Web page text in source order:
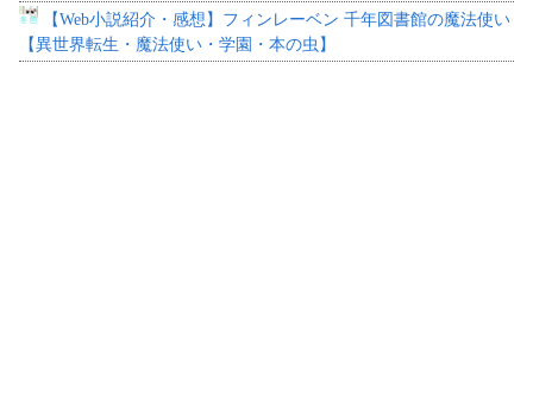
【Web小説紹介・感想】フィンレーベン 千年図書館の魔法使い
【異世界転生・魔法使い・学園・本の虫】